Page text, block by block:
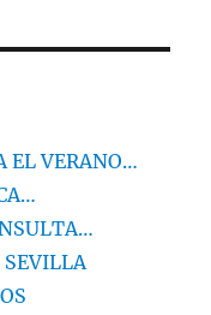
EL VERANO…